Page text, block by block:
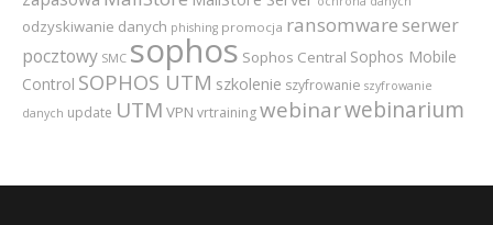
odzyskiwanie danych phishing promocja ransomware serwer
pocztowy SMC sophos Sophos Central Sophos Mobile
Control SOPHOS UTM szkolenie szyfrowanie szyfrowanie
danych update UTM VPN vrtrainingwebinarwebinarium